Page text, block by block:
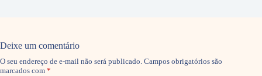
Deixe um comentário
O seu endereço de e-mail não será publicado. Campos obrigatórios são
marcados com *